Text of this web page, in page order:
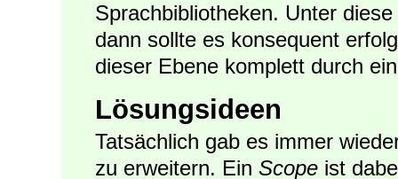
Sprachbibliotheken. Unter
dann sollte es konsequent
dieser Ebene komplett durch
Lösungsideen
Tatsächlich gab es immer
zu erweitern. Ein Scope ist